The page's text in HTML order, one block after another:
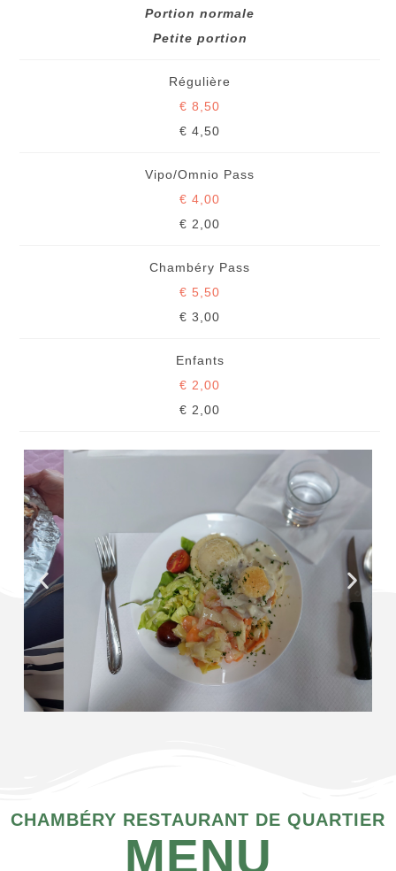
Portion normale
Petite portion
Régulière
€ 8,50
€ 4,50
Vipo/Omnio Pass
€ 4,00
€ 2,00
Chambéry Pass
€ 5,50
€ 3,00
Enfants
€ 2,00
€ 2,00
CHAMBÉRY RESTAURANT DE QUARTIER
MENU